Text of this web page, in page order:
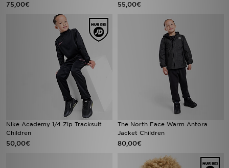
75,00€ 55,00€
Nike Academy 1/4 Zip Tracksuit
Children
50,00€
The North Face Warm Antora
Jacket Children
80,00€